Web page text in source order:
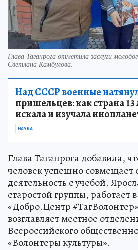
Глава Таганрога отметила заслуги
Светлана Камбулова.
Над СССР военные
пришельцев: как страна 13
искала и изучала
НАУКА
Глава Таганрога добавила,
человек успешно
деятельность с учебой.
старостой группы, работает
«Добро.Центр
возглавляет местное
Всероссийского
«Волонтеры культуры».